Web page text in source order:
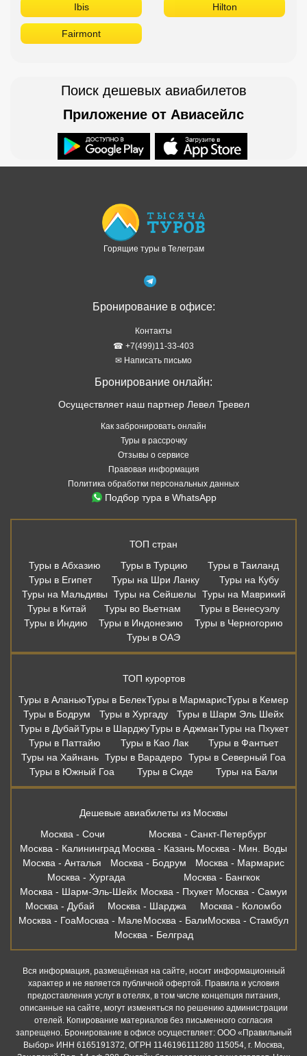
Ibis Hilton
Fairmont
Поиск дешевых авиабилетов
Приложение от Авиасейлс
Горящие туры в Телеграм
Бронирование в офисе:
Контакты
☎ +7(499)11-33-403
✉ Написать письмо
Бронирование онлайн:
Осуществляет наш партнер Левел Тревел
Как забронировать онлайн
Туры в рассрочку
Отзывы о сервисе
Правовая информация
Политика обработки персональных данных
Подбор тура в WhatsApp
ТОП стран
Туры в Абхазию
Туры в Турцию
Туры в Таиланд
Туры в Египет
Туры на Шри Ланку
Туры на Кубу
Туры на Мальдивы
Туры на Сейшелы
Туры на Маврикий
Туры в Китай
Туры во Вьетнам
Туры в Венесуэлу
Туры в Индию
Туры в Индонезию
Туры в Черногорию
Туры в ОАЭ
ТОП курортов
Туры в АланьюТуры в БелекТуры в МармарисТуры в Кемер
Туры в Бодрум
Туры в Хургаду
Туры в Шарм Эль Шейх
Туры в ДубайТуры в ШарджуТуры в АджманТуры на Пхукет
Туры в Паттайю
Туры в Као Лак
Туры в Фантьет
Туры на Хайнань Туры в Варадеро Туры в Северный Гоа
Туры в Южный Гоа
Туры в Сиде Туры на Бали
Дешевые авиабилеты из Москвы
Москва - Сочи
Москва - Санкт-Петербург
Москва - Калининград Москва - Казань Москва - Мин. Воды
Москва - Анталья
Москва - Бодрум
Москва - Мармарис
Москва - Хургада
Москва - Бангкок
Москва - Шарм-Эль-Шейх Москва - Пхукет Москва - Самуи
Москва - Дубай
Москва - Шарджа
Москва - Коломбо
Москва - ГоаМосква - МалеМосква - БалиМосква - Стамбул
Москва - Белград
Вся информация, размещённая на сайте, носит информационный
характер и не является публичной офертой. Правила и условия
предоставления услуг в отелях, в том числе концепция питания,
описанные на сайте, могут изменяться по решению администрации
отелей. Копирование материалов без письменного согласия
запрещено. Бронирование в офисе осуществляет: ООО «Правильный
Выбор» ИНН 6165191372, ОГРН 1146196111280 115054, г. Москва,